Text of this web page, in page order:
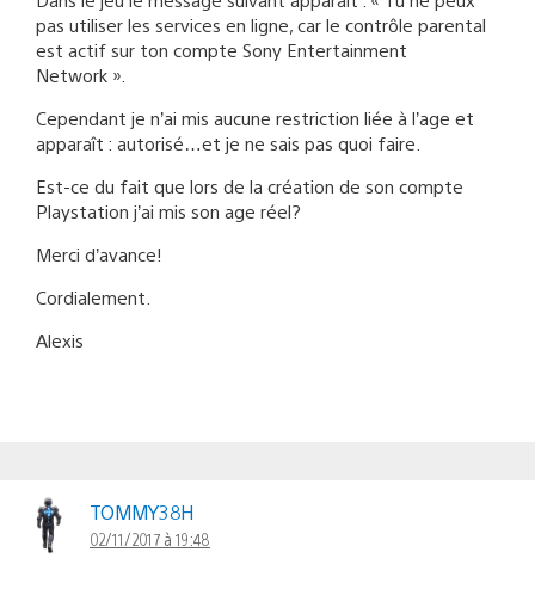
pas utiliser les services en ligne, car le contrôle parental
est actif sur ton compte Sony Entertainment
Network ».
Cependant je n’ai mis aucune restriction liée à l’age et
apparaît : autorisé…et je ne sais pas quoi faire.
Est-ce du fait que lors de la création de son compte
Playstation j’ai mis son age réel?
Merci d’avance!
Cordialement.
Alexis
TOMMY38H
02/11/2017 à 19:48